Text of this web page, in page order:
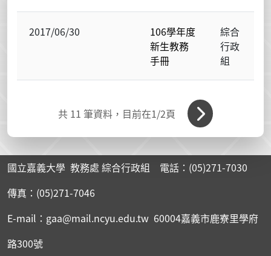
2017/06/30
106學年度
新生教務
手冊
綜合
行政
組
共 11 筆資料，目前在1/2頁
國立嘉義大學 教務處 綜合行政組 電話：(05)271-7030
傳真：(05)271-7046
E-mail：gaa@mail.ncyu.edu.tw 60004嘉義市鹿寮里學府
路300號